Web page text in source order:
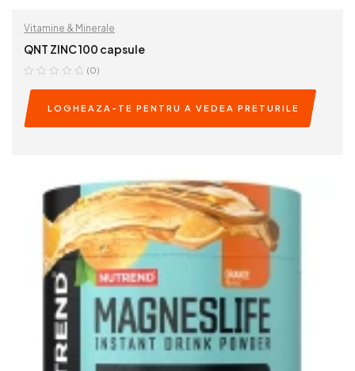
Vitamine & Minerale
QNT ZINC 100 capsule
(0)
LOGHEAZA-TE PENTRU A VEDEA PRETURILE
READ MORE